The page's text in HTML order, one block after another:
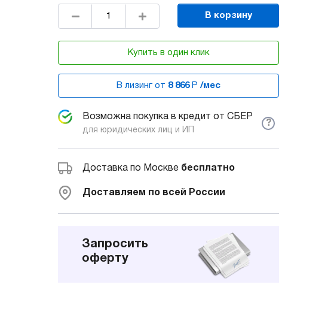
В корзину
Купить в один клик
В лизинг от 8 866 Р /мес
Возможна покупка в кредит от СБЕР
для юридических лиц и ИП
?
Доставка по Москве бесплатно
Доставляем по всей России
Запросить
оферту